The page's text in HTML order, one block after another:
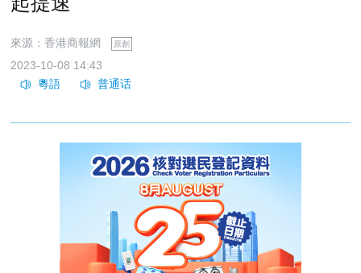
來源：香港商報網 原創
2023-10-08 14:43